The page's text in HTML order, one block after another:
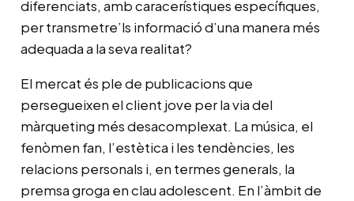
diferenciats, amb caracerístiques específiques,
per transmetre’ls informació d’una manera més
adequada a la seva realitat?
El mercat és ple de publicacions que
persegueixen el client jove per la via del
màrqueting més desacomplexat. La música, el
fenòmen fan, l’estètica i les tendències, les
relacions personals i, en termes generals, la
premsa groga en clau adolescent. En l’àmbit de